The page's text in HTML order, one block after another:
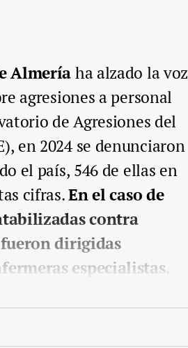
Almeríaha alzado la voz
agresiones a personal
de Agresiones del
en 2024 se denunciaron
el país, 546 de ellas en
cifras.En el caso de
contra
dirigidas
especialistas.